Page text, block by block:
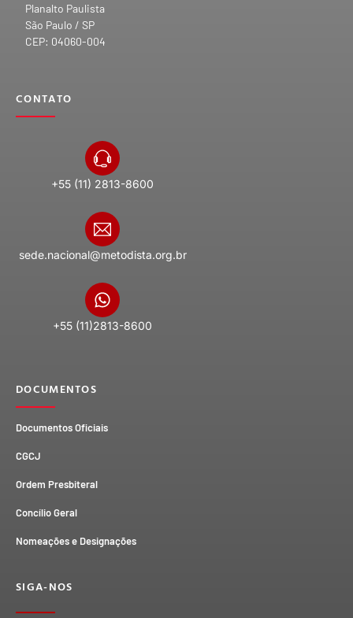
Planalto Paulista
São Paulo / SP
CEP: 04060-004
CONTATO
+55 (11) 2813-8600
sede.nacional@metodista.org.br
+55 (11)2813-8600
DOCUMENTOS
Documentos Oficiais
CGCJ
Ordem Presbiteral
Concílio Geral
Nomeações e Designações
SIGA-NOS